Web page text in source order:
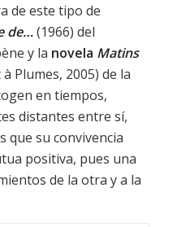
de este tipo de
de…(1966) del
y la novela Matins
Plumes, 2005) de la
en tiempos,
distantes entre sí,
que su convivencia
positiva, pues una
de la otra y a la